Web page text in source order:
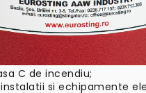
permanent incarcat
de incendii in
– clasa A de
solide lichefiabile –
C de incendiu;
si echipamente